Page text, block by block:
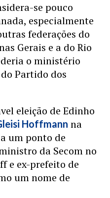
se pouco
especialmente
federações do
Gerais e a do Rio
o ministério
Partido dos
eleição de Edinho
Hoffmann na
um ponto de
da Secom no
e ex-prefeito de
um nome de